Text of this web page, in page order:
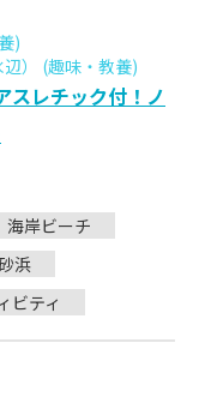
)
） (趣味・教養)
レチック付！ノ
海岸ビーチ
浜
ビティ